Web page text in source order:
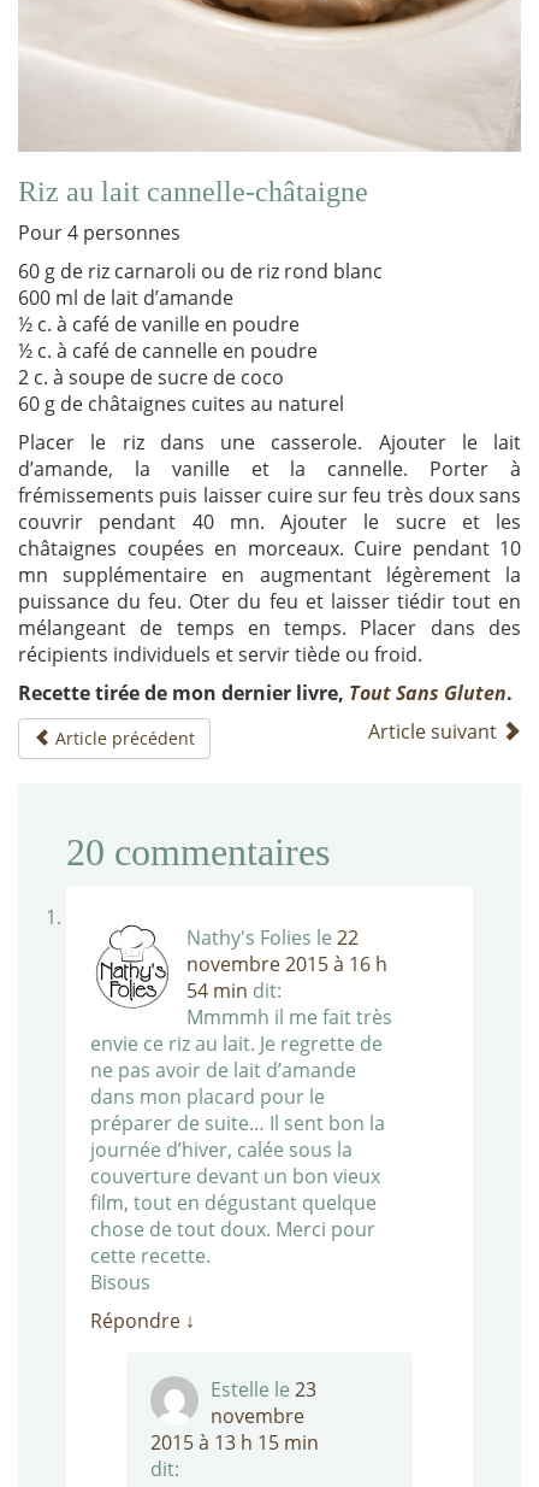
Riz au lait cannelle-châtaigne
Pour 4 personnes
60 g de riz carnaroli ou de riz rond blanc
600 ml de lait d’amande
½ c. à café de vanille en poudre
½ c. à café de cannelle en poudre
2 c. à soupe de sucre de coco
60 g de châtaignes cuites au naturel
Placer le riz dans une casserole. Ajouter le lait
d’amande, la vanille et la cannelle. Porter à
frémissements puis laisser cuire sur feu très doux sans
couvrir pendant 40 mn. Ajouter le sucre et les
châtaignes coupées en morceaux. Cuire pendant 10
mn supplémentaire en augmentant légèrement la
puissance du feu. Oter du feu et laisser tiédir tout en
mélangeant de temps en temps. Placer dans des
récipients individuels et servir tiède ou froid.
Recette tirée de mon dernier livre, Tout Sans Gluten.
Article précédent Article suivant
20 commentaires
Nathy's Folies le 22
novembre 2015 à 16 h
54 min dit:
Mmmmh il me fait très
envie ce riz au lait. Je regrette de
ne pas avoir de lait d’amande
dans mon placard pour le
préparer de suite… Il sent bon la
journée d’hiver, calée sous la
couverture devant un bon vieux
film, tout en dégustant quelque
chose de tout doux. Merci pour
cette recette.
Bisous
Répondre ↓
Estelle le 23
novembre
2015 à 13 h 15 min
dit: